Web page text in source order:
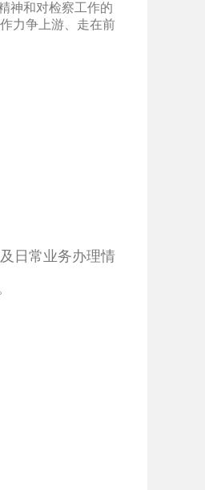
神和对检察工作的
力争上游、走在前
日常业务办理情